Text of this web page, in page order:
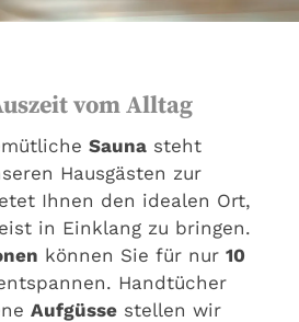
vom Alltag
Sauna steht
Hausgästen zur
Ihnen den idealen Ort,
in Einklang zu bringen.
können Sie für nur 10
Handtücher
Aufgüsse stellen wir